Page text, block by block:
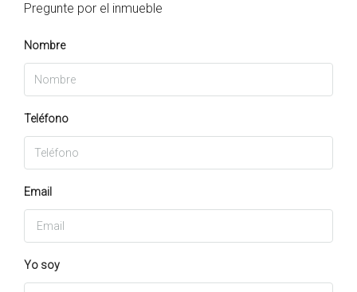
Pregunte por el inmueble
Nombre
Teléfono
Email
Yo soy